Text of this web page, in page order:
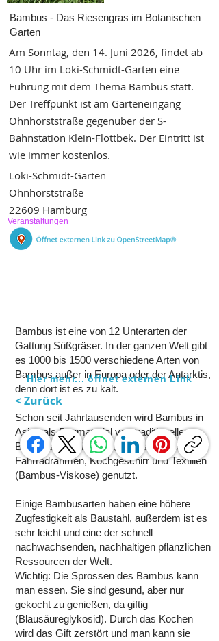
Bambus - Das Riesengras im Botanischen
Garten
Am Sonntag, den 14. Juni 2026, findet ab
10 Uhr im Loki-Schmidt-Garten eine
Führung mit dem Thema Bambus statt.
Der Treffpunkt ist am Garteneingang
Ohnhorststraße gegenüber der S-
Bahnstation Klein-Flottbek. Der Eintritt ist
wie immer kostenlos.
Veranstaltungen
Loki-Schmidt-Garten
Ohnhorststraße
22609 Hamburg
Bambus ist eine von 12 Unterarten der
Gattung Süßgräser. In der ganzen Welt gibt
es 1000 bis 1500 verschiedene Arten von
Bambus außer in Europa oder der Antarktis,
denn dort ist es zu kalt.
Schon seit Jahrtausenden wird Bambus in
Asien als Baumaterial von traditionellen
Bauweisen für Häuser, Gerüste, Brücken,
Fahrradrahmen, Kochgeschirr und Textilien
(Bambus-Viskose) genutzt.
Einige Bambusarten haben eine höhere
Zugfestigkeit als Baustahl, außerdem ist es
sehr leicht und eine der schnell
nachwachsenden, nachhaltigen pflanzlichen
Ressourcen der Welt.
Wichtig: Die Sprossen des Bambus kann
man essen. Sie sind gesund, aber nur
gekocht zu genießen, da giftig
(Blausäureglykosid). Durch das Kochen
wird das Gift zerstört und man kann sie
Hier mehr... öffnet externen Link
< Zurück